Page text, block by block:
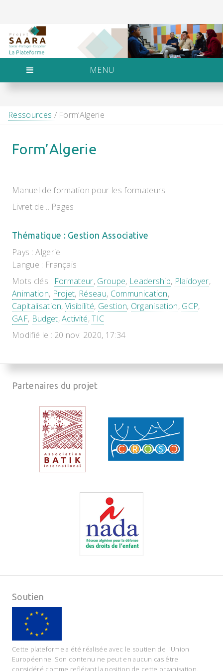
MENU
Ressources / Form’Algerie
Form’Algerie
Manuel de formation pour les formateurs
Livret de .. Pages
Thématique : Gestion Associative
Pays : Algerie
Langue : Français
Mots clés : Formateur, Groupe, Leadership, Plaidoyer,
Animation, Projet, Réseau, Communication,
Capitalisation,Visibilité, Gestion, Organisation, GCP,
GAF, Budget,Activité,TIC
Modifié le : 20 nov. 2020, 17:34
Partenaires du projet
Soutien
Cette plateforme a été réalisée avec le soutien de l'Union
Européenne. Son contenu ne peut en aucun cas être
considéré comme reflétant la position de cette organisation.